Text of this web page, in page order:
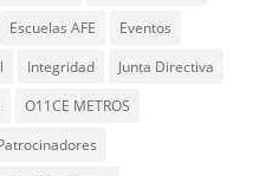
Escuelas AFE
Eventos
Integridad
Junta Directiva
O11CE METROS